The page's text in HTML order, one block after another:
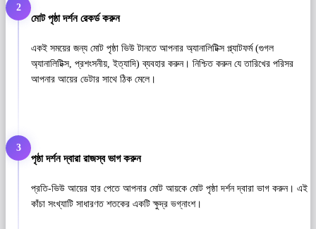
2
মোট পৃষ্ঠা দর্শন রেকর্ড করুন
একই সময়ের জন্য মোট পৃষ্ঠা ভিউ টানতে আপনার অ্যানালিটিক্স প্ল্যাটফর্ম (গুগল
অ্যানালিটিক্স, প্রশংসনীয়, ইত্যাদি) ব্যবহার করুন। নিশ্চিত করুন যে তারিখের পরিসর
আপনার আয়ের ডেটার সাথে ঠিক মেলে।
3
পৃষ্ঠা দর্শন দ্বারা রাজস্ব ভাগ করুন
প্রতি-ভিউ আয়ের হার পেতে আপনার মোট আয়কে মোট পৃষ্ঠা দর্শন দ্বারা ভাগ করুন। এই
কাঁচা সংখ্যাটি সাধারণত শতকের একটি ক্ষুদ্র ভগ্নাংশ।